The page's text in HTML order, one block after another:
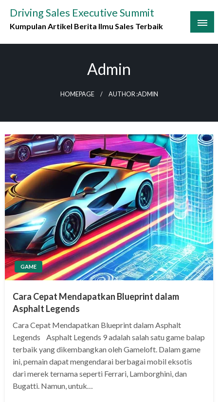
content
Driving Sales Executive Summit
Kumpulan Artikel Berita Ilmu Sales Terbaik
Admin
HOMEPAGE AUTHOR :ADMIN
GAME
Cara Cepat Mendapatkan Blueprint dalam
Asphalt Legends
Cara Cepat Mendapatkan Blueprint dalam Asphalt
Legends Asphalt Legends 9 adalah salah satu game balap
terbaik yang dikembangkan oleh Gameloft. Dalam game
ini, pemain dapat mengendarai berbagai mobil eksotis
dari merek ternama seperti Ferrari, Lamborghini, dan
Bugatti. Namun, untuk…